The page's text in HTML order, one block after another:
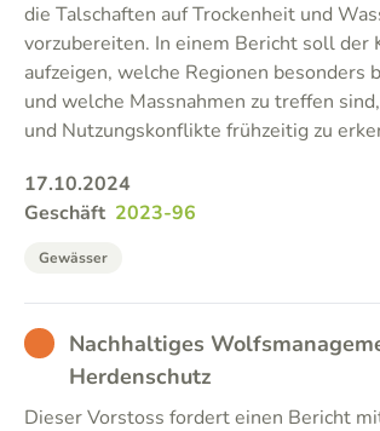
die Talschaften auf Trockenheit und
vorzubereiten. In einem Bericht soll der
aufzeigen, welche Regionen besonders
und welche Massnahmen zu treffen
und Nutzungskonflikte frühzeitig zu
17.10.2024
Geschäft 2023-96
Gewässer
BAD Nachhaltiges
Herdenschutz
Dieser Vorstoss fordert einen Bericht